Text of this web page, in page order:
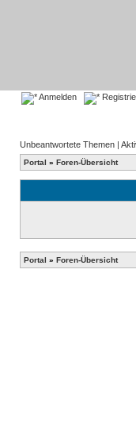
Anmelden
Unbeantwortete Themen |
Portal » Foren-Übersicht
Portal » Foren-Übersicht